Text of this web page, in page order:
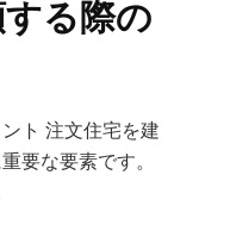
る際の
ト 注文住宅を建
要な要素です。